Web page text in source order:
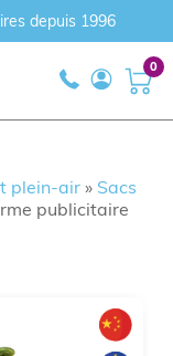
depuis 1996
0
plein-air» Sacs
publicitaire